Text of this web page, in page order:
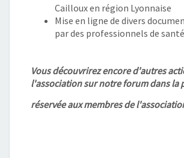
Cailloux en région Lyonnaise
Mise en ligne de divers
par des professionnels de santé
Vous découvrirez encore d'autres
l'association sur notre forum dans la
réservée aux membres de